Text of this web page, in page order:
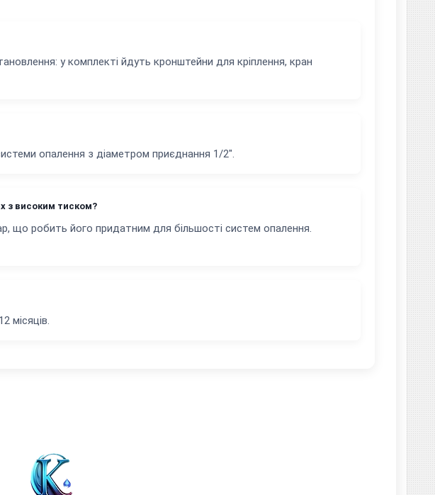
у комплекті йдуть кронштейни для кріплення, кран
опалення з діаметром приєднання 1/2".
з високим тиском?
що робить його придатним для більшості систем опалення.
місяців.